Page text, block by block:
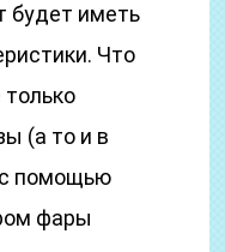
будет иметь
Что
(а то и в
с помощью
фары